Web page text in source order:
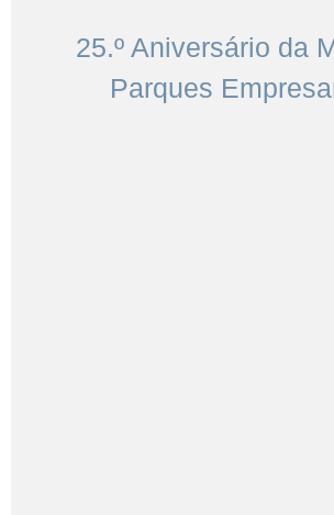
25.º Aniversário da
Parques